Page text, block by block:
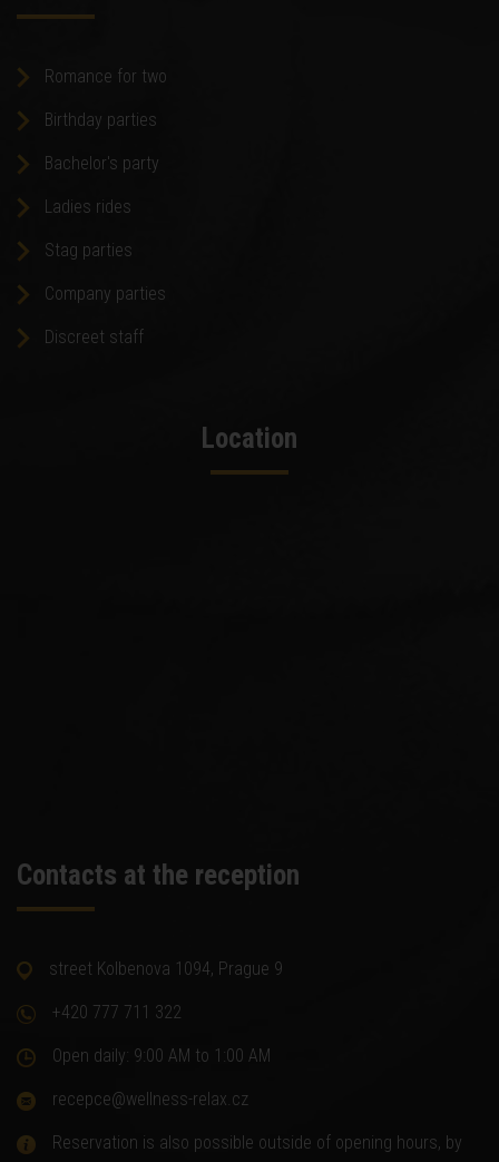
Romance for two
Birthday parties
Bachelor's party
Ladies rides
Stag parties
Company parties
Discreet staff
Location
Contacts at the reception
street Kolbenova 1094, Prague 9
+420 777 711 322
Open daily: 9:00 AM to 1:00 AM
recepce@wellness-relax.cz
Reservation is also possible outside of opening hours, by